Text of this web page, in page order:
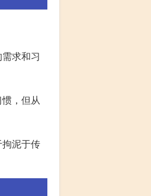
求和习
，但从
泥于传